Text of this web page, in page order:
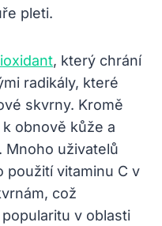
pleti.
, který chrání
radikály, které
skvrny. Kromě
obnově kůže a
Mnoho uživatelů
použití vitaminu C v
což
v oblasti